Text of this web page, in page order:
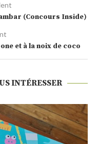
(Concours Inside)
et à la noix de coco
INTÉRESSER